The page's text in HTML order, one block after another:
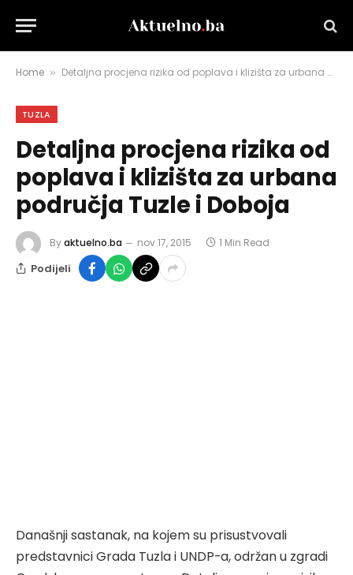
Home » Detaljna procjena rizika od poplava i klizišta za urbana područja Tuzle i Doboja
TUZLA
Detaljna procjena rizika od
poplava i klizišta za urbana
područja Tuzle i Doboja
Byaktuelno.ba nov 17, 2015 1 Min Read
Podijeli
Današnji sastanak, na kojem su prisustvovali
predstavnici Grada Tuzla i UNDP-a, održan u zgradi